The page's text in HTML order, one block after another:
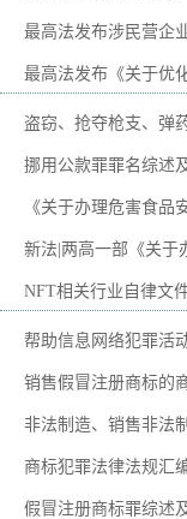
最高法发布涉民营企
最高法发布《关于优
盗窃、抢夺枪支、弹
挪用公款罪罪名综述
《关于办理危害食
新法|两高一部《关于
NFT相关行业自律文
帮助信息网络犯罪活
销售假冒注册商标的
非法制造、销售非法
商标犯罪法律法规汇
假冒注册商标罪综述